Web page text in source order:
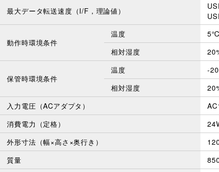
最大データ転送速度（I/F，理論値）
動作時環境条件
温度
相対湿度
保管時環境条件
温度
-
相対湿度
入力電圧（ACアダプタ）
消費電力（定格）
外形寸法（幅×高さ×奥行き）
質量